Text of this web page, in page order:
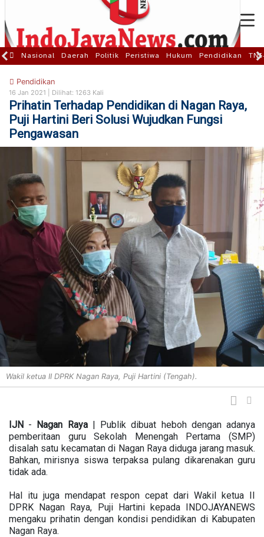
Nasional Daerah Politik Peristiwa Hukum Pendidikan
Pendidikan
16 Jan 2021 | Dilihat: 1263 Kali
Prihatin Terhadap Pendidikan di Nagan Raya,
Puji Hartini Beri Solusi Wujudkan Fungsi
Pengawasan
Wakil ketua II DPRK Nagan Raya, Puji Hartini (Tengah).
IJN - Nagan Raya| Publik dibuat heboh dengan adanya
pemberitaan guru Sekolah Menengah Pertama (SMP)
disalah satu kecamatan di Nagan Raya diduga jarang masuk.
Bahkan, mirisnya siswa terpaksa pulang dikarenakan guru
tidak ada.
Hal itu juga mendapat respon cepat dari Wakil ketua II
DPRK Nagan Raya, Puji Hartini kepada INDOJAYANEWS
mengaku prihatin dengan kondisi pendidikan di Kabupaten
Nagan Raya.